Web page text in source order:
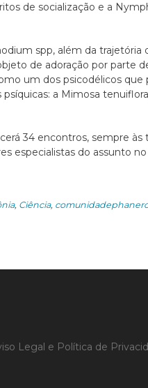
de socialização e a
spp, além da trajetória
de adoração por parte
um dos psicodélicos que
a Mimosa
34 encontros, sempre às
especialistas do assunto no
, Ciência,
Legal e Política de